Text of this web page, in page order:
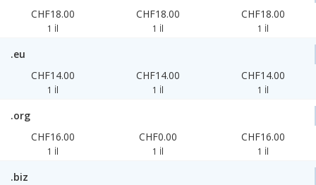
CHF18.00
1 İl
CHF18.00
1 İl
CHF18.00
1 İl
.eu
CHF14.00
1 İl
CHF14.00
1 İl
CHF14.00
1 İl
.org
CHF16.00
1 İl
CHF0.00
1 İl
CHF16.00
1 İl
.biz